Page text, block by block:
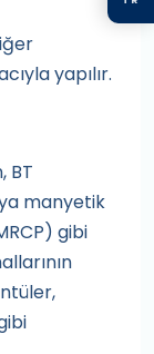
yapılır.
BT
manyetik
gibi